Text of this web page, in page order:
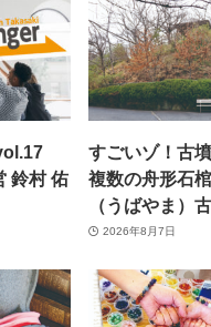
鈴村 佑
すごいゾ！古
複数の舟形石
（うばやま）
2026年8月7日